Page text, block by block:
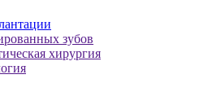
зубов
хирургия